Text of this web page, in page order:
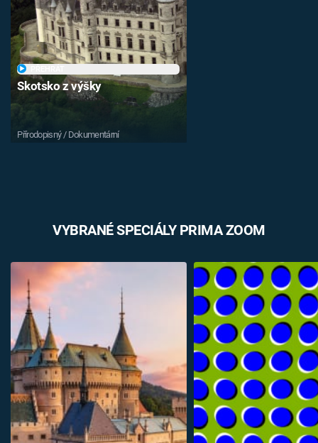
Skotsko z výšky
Přírodopisný / Dokumentární
VYBRANÉ SPECIÁLY PRIMA ZOOM